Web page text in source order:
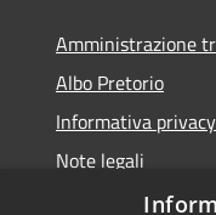
Amministrazione
Albo Pretorio
Informativa privacy
Note legali
Dichiarazione di